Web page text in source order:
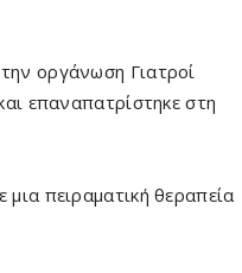
οργάνωση Γιατροί
επαναπατρίστηκε στη
πειραματική θεραπεία